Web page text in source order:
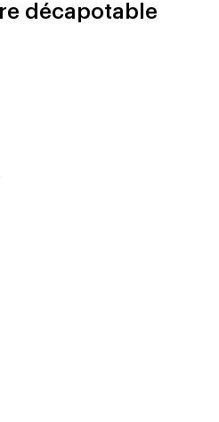
décapotable